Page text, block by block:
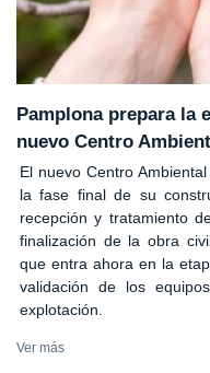
Pamplona prepara la
nuevo Centro
El nuevo Centro
la fase final de su
recepción y tratamiento
finalización de la obra
que entra ahora en la
validación de los
explotación.
Ver más